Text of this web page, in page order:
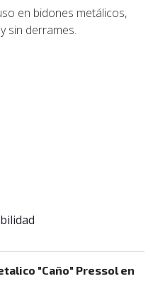
en bidones metálicos,
sin derrames.
"Caño" Pressol en